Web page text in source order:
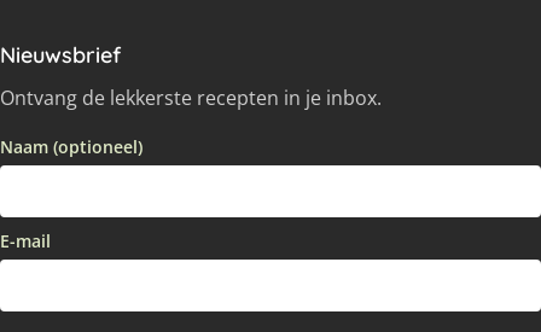
Nieuwsbrief
Ontvang de lekkerste recepten in je inbox.
Naam (optioneel)
E-mail